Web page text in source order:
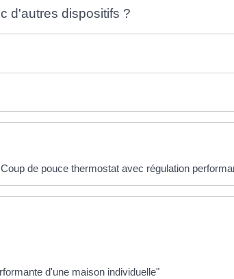
d'autres dispositifs ?
de pouce thermostat avec régulation
d'une maison individuelle"